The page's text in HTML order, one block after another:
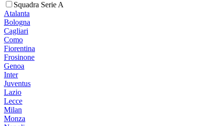
Squadra Serie A
Atalanta
Bologna
Cagliari
Como
Fiorentina
Frosinone
Genoa
Inter
Juventus
Lazio
Lecce
Milan
Monza